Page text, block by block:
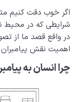
خواهیم داشت؟
شباهت با امام
می‌رسیم؟
راه تقرب و نزدیکی
طی کرد؟
پاسخ به یک سؤال
اگر خوب دقت کنیم
شرایطی که در محیط
در واقع قصد ما از
اهمیت نقش
چرا انسان به